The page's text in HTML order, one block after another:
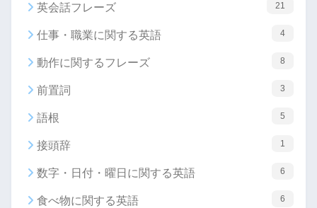
英会話フレーズ 21
仕事・職業に関する英語 4
動作に関するフレーズ 8
前置詞 3
語根 5
接頭辞 1
数字・日付・曜日に関する英語 6
食べ物に関する英語 6